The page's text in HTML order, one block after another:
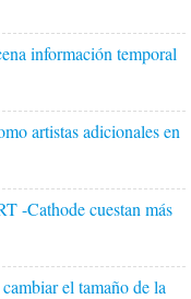
información temporal
artistas adicionales en
-Cathode cuestan más
el tamaño de la